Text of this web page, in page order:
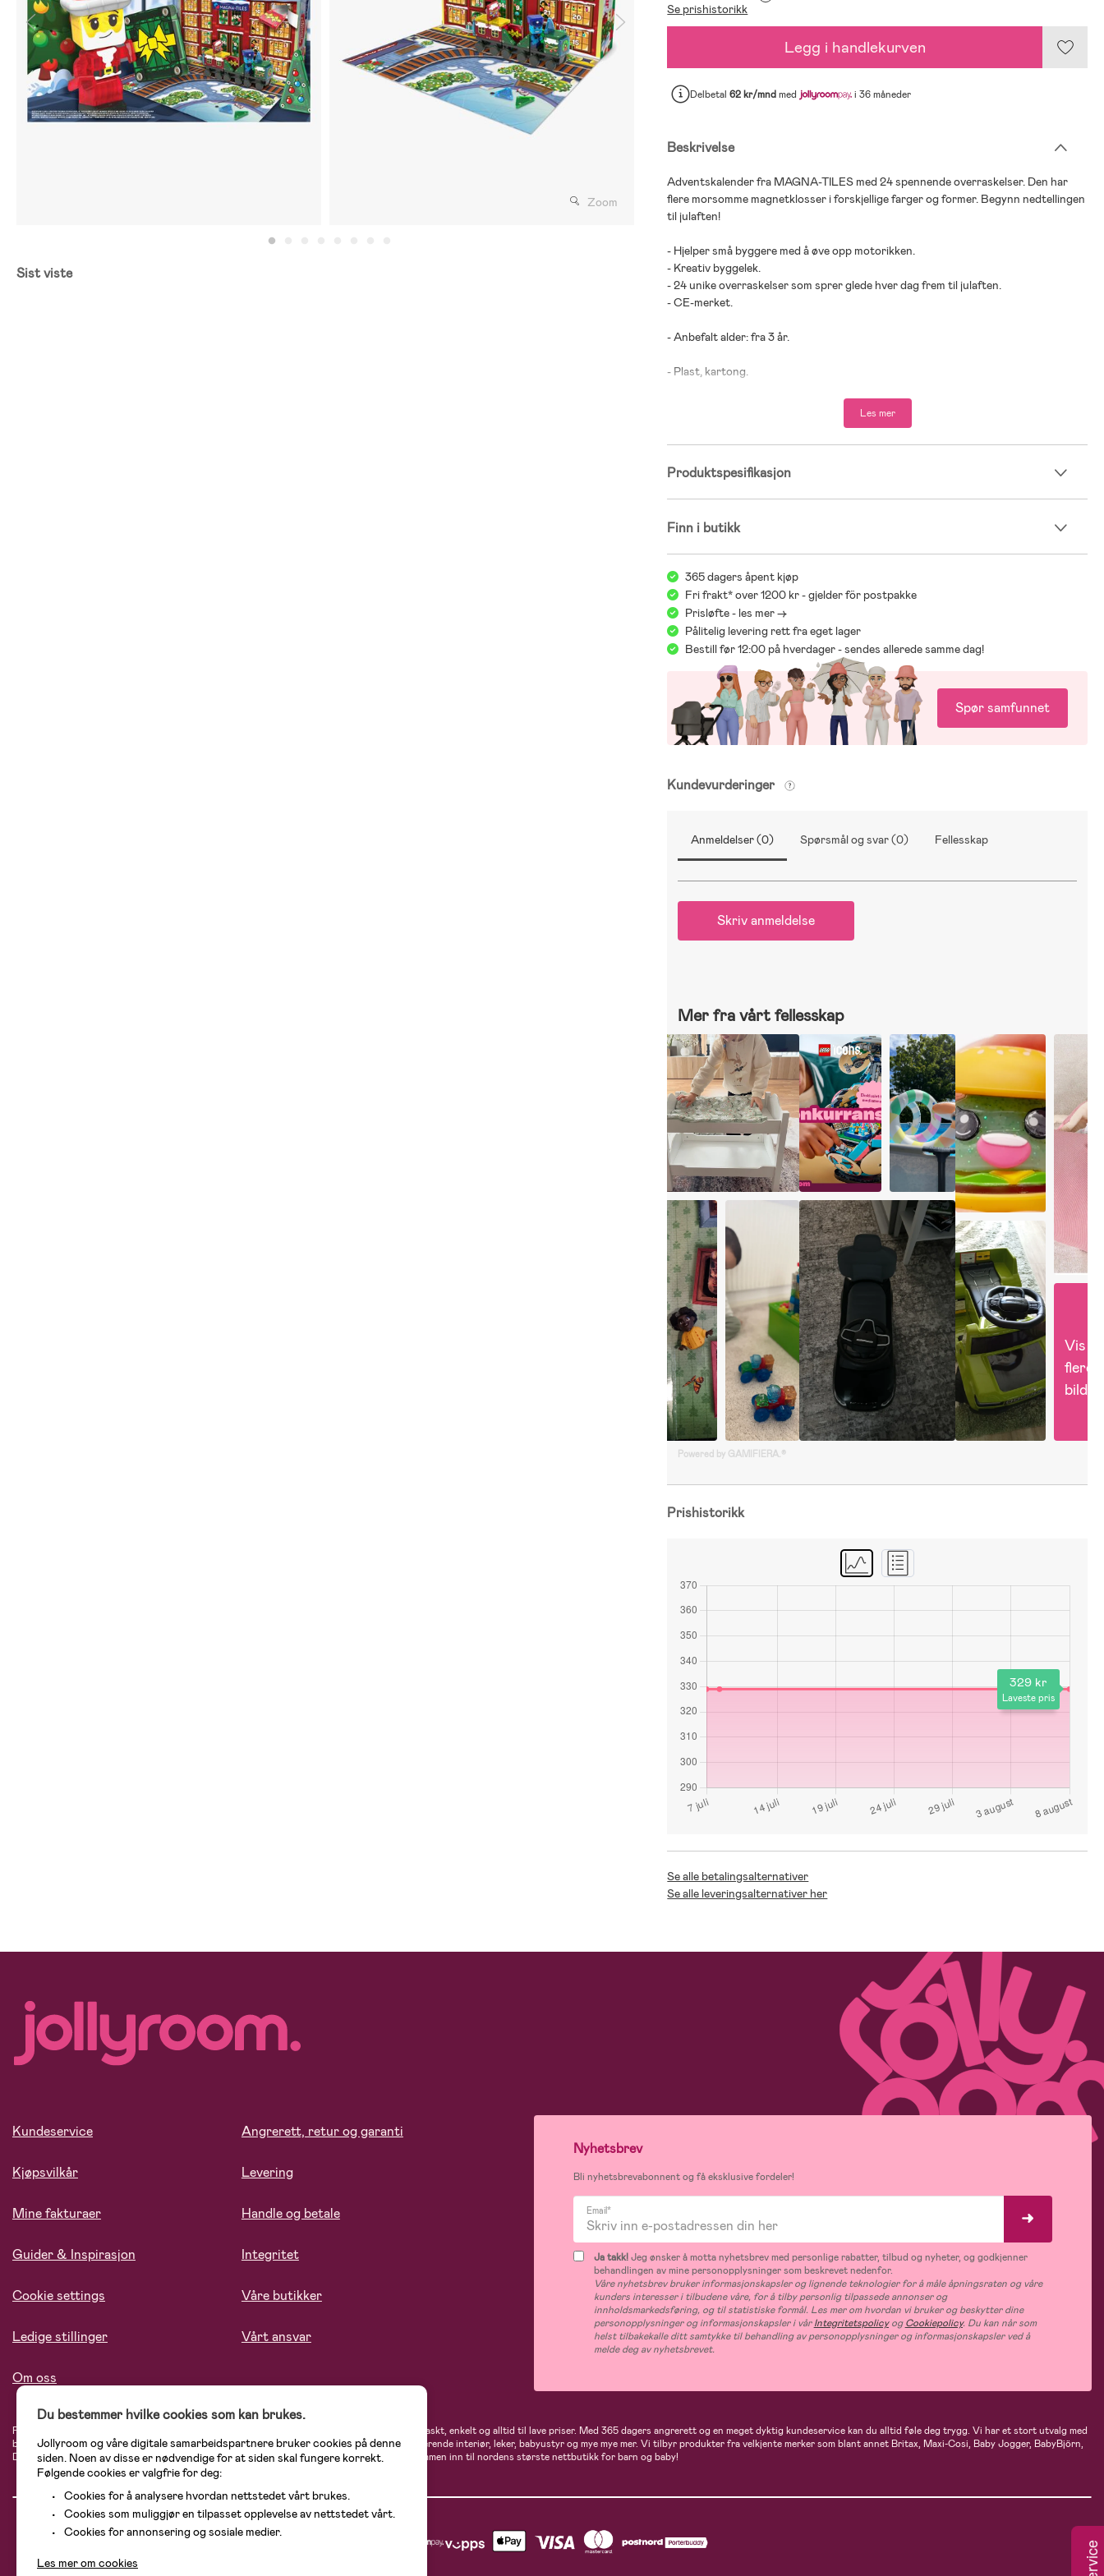
Zoom
Sist viste
Se prishistorikk
Legg i handlekurven
Delbetal62 kr/mnd med i 36 måneder
Beskrivelse
Adventskalender fra MAGNA-TILES med 24 spennende overraskelser. Den har
flere morsomme magnetklosser i forskjellige farger og former. Begynn nedtellingen
til julaften!
- Hjelper små byggere med å øve opp motorikken.
- Kreativ byggelek.
- 24 unike overraskelser som sprer glede hver dag frem til julaften.
- CE-merket.
- Anbefalt alder: fra 3 år.
- Plast, kartong.
Les mer
Produktspesifikasjon
Finn i butikk
365 dagers åpent kjøp
Fri frakt* over 1200 kr - gjelder för postpakke
Prisløfte - les mer ->
Pålitelig levering rett fra eget lager
Bestill før 12:00 på hverdager - sendes allerede samme dag!
Spør samfunnet
Kundevurderinger
Anmeldelser (0) Spørsmål og svar (0) Fellesskap
Skriv anmeldelse
Mer fra vårt fellesskap
Vis
flere
bilder
Powered by GAMIFIERA.®
Prishistorikk
329 kr
Laveste pris
Se alle betalingsalternativer
Se alle leveringsalternativer her
Kundeservice
Kjøpsvilkår
Mine fakturaer
Guider & Inspirasjon
Cookie settings
Ledige stillinger
Om oss
Angrerett, retur og garanti
Levering
Handle og betale
Integritet
Våre butikker
Vårt ansvar
Nyhetsbrev
Bli nyhetsbrevabonnent og få eksklusive fordeler!
Email*
Ja takk!Jeg ønsker å motta nyhetsbrev med personlige rabatter, tilbud og nyheter, og godkjenner
behandlingen av mine personopplysninger som beskrevet nedenfor.
Våre nyhetsbrev bruker informasjonskapsler og lignende teknologier for å måle åpningsraten og våre
kunders interesser i tilbudene våre, for å tilby personlig tilpassede annonser og
innholdsmarkedsføring, og til statistiske formål. Les mer om hvordan vi bruker og beskytter dine
personopplysninger og informasjonskapsler i vårIntegritetspolicyogCookiepolicy. Du kan når som
helst tilbakekalle ditt samtykke til behandling av personopplysninger og informasjonskapsler ved å
melde deg av nyhetsbrevet.
På Jollyroom.no finner du et stort utvalg av produkter til barnefamilien. Hos oss handler du raskt, enkelt og alltid til lave priser. Med 365 dagers angrerett og en meget dyktig kundeservice kan du alltid føle deg trygg. Vi har et stort utvalg med
blant annet barnevogner, bilstoler, klær til barn og baby, produkter til mor, mengder av inspirerende interiør, leker, babyustyr og mye mye mer. Vi tilbyr produkter fra velkjente merker som blant annet Britax, Maxi-Cosi, Baby Jogger, BabyBjörn,
Didriksons, KidKraft, Ergobaby, Philips Avent, Neonate, Cybex, LEGO og mange flere. Velkommen inn til nordens største nettbutikk for barn og baby!
Du bestemmer hvilke cookies som kan brukes.
Jollyroom og våre digitale samarbeidspartnere bruker cookies på denne
siden. Noen av disse er nødvendige for at siden skal fungere korrekt.
Følgende cookies er valgfrie for deg:
Cookies for å analysere hvordan nettstedet vårt brukes.
Cookies som muliggjør en tilpasset opplevelse av nettstedet vårt.
Cookies for annonsering og sosiale medier.
Les mer om cookies